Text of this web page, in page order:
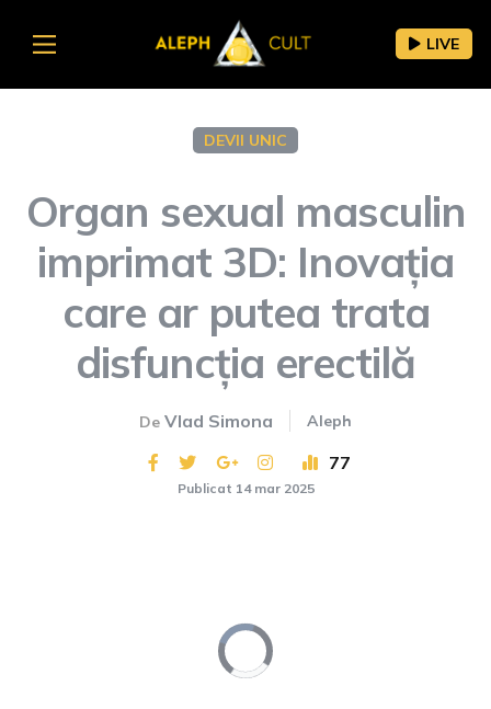
LIVE
DEVII UNIC
Organ sexual masculin
imprimat 3D: Inovația
care ar putea trata
disfuncția erectilă
De Vlad Simona Aleph
77
Publicat 14 mar 2025
Video
Player
is
loading.